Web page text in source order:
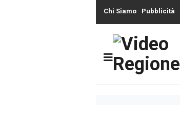
Chi Siamo Pubblicità